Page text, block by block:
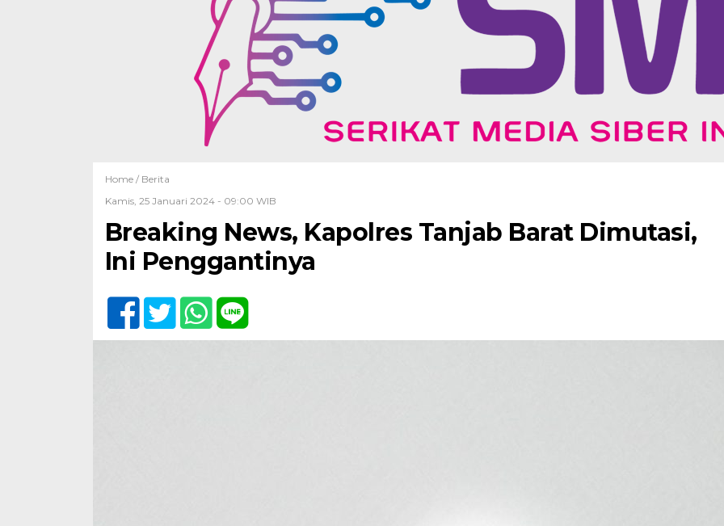
Home / Berita
Kamis, 25 Januari 2024 - 09:00 WIB
Breaking News, Kapolres Tanjab Barat Dimutasi,
Ini Penggantinya